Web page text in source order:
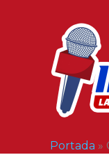
contenido
Portada »